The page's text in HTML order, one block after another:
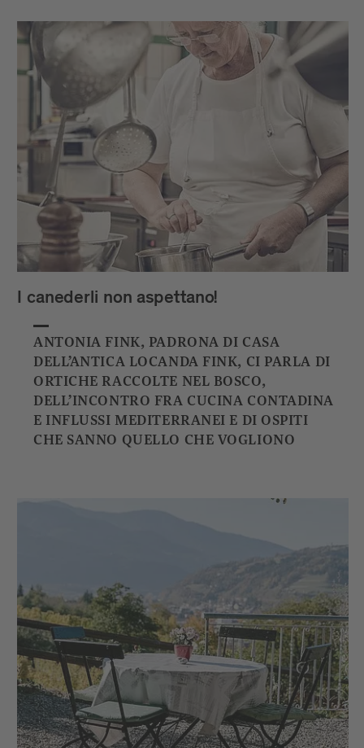
I canederli non aspettano!
ANTONIA FINK, PADRONA DI CASA
DELL’ANTICA LOCANDA FINK, CI PARLA DI
ORTICHE RACCOLTE NEL BOSCO,
DELL’INCONTRO FRA CUCINA CONTADINA
E INFLUSSI MEDITERRANEI E DI OSPITI
CHE SANNO QUELLO CHE VOGLIONO